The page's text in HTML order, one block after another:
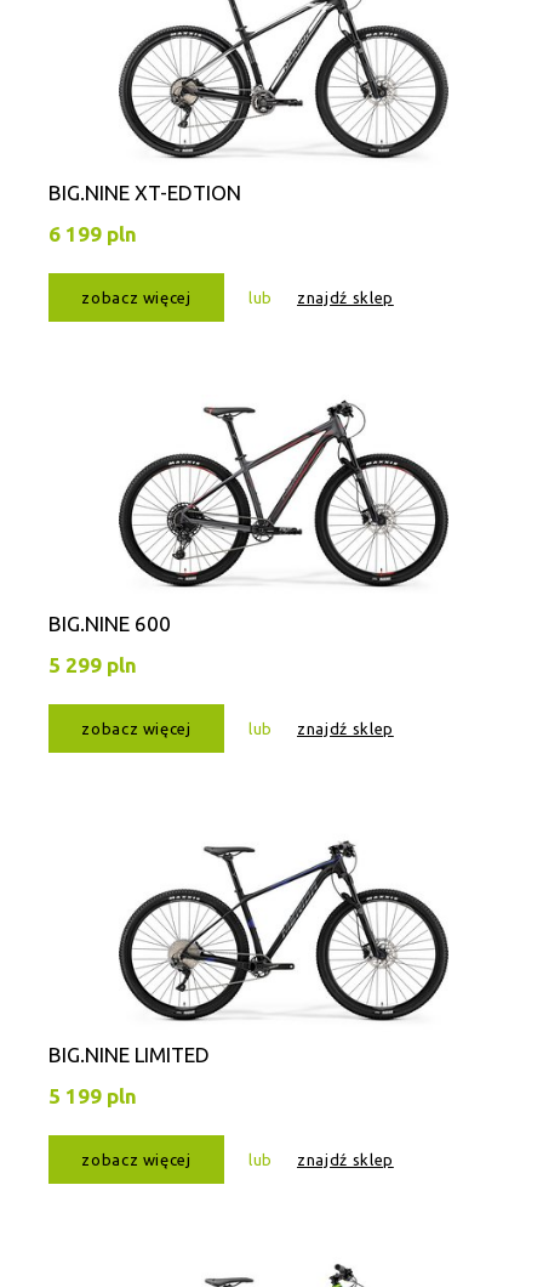
BIG.NINE XT-EDTION
6 199 pln
zobacz więcej lub znajdź sklep
BIG.NINE 600
5 299 pln
zobacz więcej lub znajdź sklep
BIG.NINE LIMITED
5 199 pln
zobacz więcej lub znajdź sklep